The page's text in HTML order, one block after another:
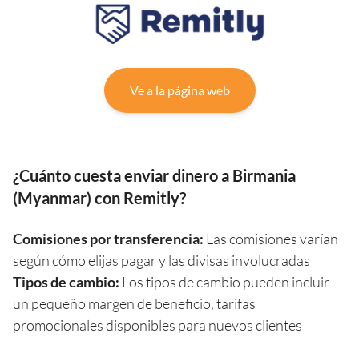
Ve a la página web
¿Cuánto cuesta enviar dinero a Birmania
(Myanmar) con Remitly?
Comisiones por transferencia: Las comisiones varían
según cómo elijas pagar y las divisas involucradas
Tipos de cambio: Los tipos de cambio pueden incluir
un pequeño margen de beneficio, tarifas
promocionales disponibles para nuevos clientes